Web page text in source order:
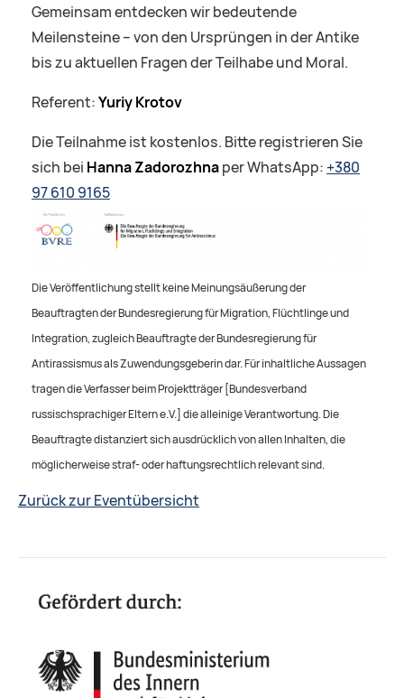
Gemeinsam entdecken wir bedeutende
Meilensteine – von den Ursprüngen in der Antike
bis zu aktuellen Fragen der Teilhabe und Moral.
Referent:Yuriy Krotov
Die Teilnahme ist kostenlos. Bitte registrieren Sie
sich bei Hanna Zadorozhnaper WhatsApp: +380
97 610 9165
Die Veröffentlichung stellt keine Meinungsäußerung der
Beauftragten der Bundesregierung für Migration, Flüchtlinge und
Integration, zugleich Beauftragte der Bundesregierung für
Antirassismus als Zuwendungsgeberin dar. Für inhaltliche Aussagen
tragen die Verfasser beim Projektträger [Bundesverband
russischsprachiger Eltern e.V.] die alleinige Verantwortung. Die
Beauftragte distanziert sich ausdrücklich von allen Inhalten, die
möglicherweise straf- oder haftungsrechtlich relevant sind.
Zurück zur Eventübersicht